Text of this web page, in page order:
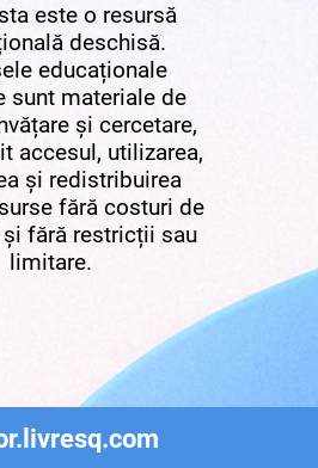
este o resursă
deschisă.
educaționale
sunt materiale de
și cercetare,
accesul, utilizarea,
și redistribuirea
fără costuri de
fără restricții sau
limitare.